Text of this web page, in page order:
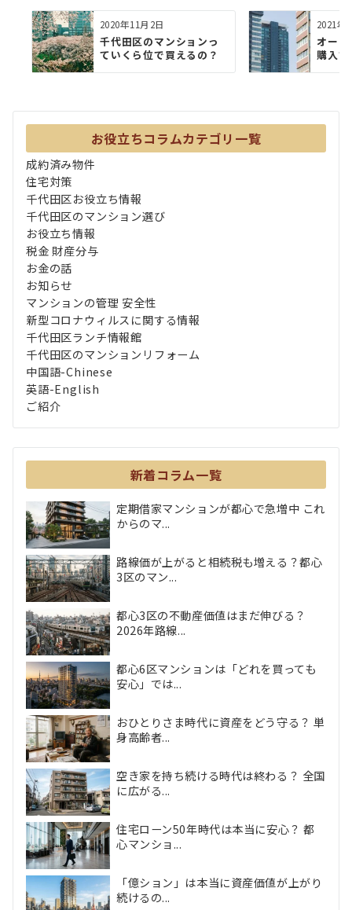
2020年11月2日
千代田区のマンションっ
ていくら位で買えるの？
2021年
オー
購入
お役立ちコラムカテゴリ一覧
成約済み物件
住宅対策
千代田区お役立ち情報
千代田区のマンション選び
お役立ち情報
税金 財産分与
お金の話
お知らせ
マンションの管理 安全性
新型コロナウィルスに関する情報
千代田区ランチ情報館
千代田区のマンションリフォーム
中国語-Chinese
英語-English
ご紹介
新着コラム一覧
定期借家マンションが都心で急増中 これ
からのマ...
路線価が上がると相続税も増える？都心
3区のマン...
都心3区の不動産価値はまだ伸びる？
2026年路線...
都心6区マンションは「どれを買っても
安心」では...
おひとりさま時代に資産をどう守る？ 単
身高齢者...
空き家を持ち続ける時代は終わる？ 全国
に広がる...
住宅ローン50年時代は本当に安心？ 都
心マンショ...
「億ション」は本当に資産価値が上がり
続けるの...